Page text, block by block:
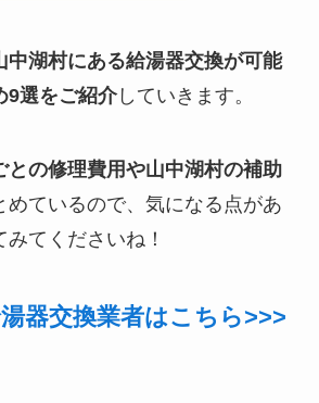
中湖村にある給湯器交換が可能
9選をご紹介していきます。
との修理費用や山中湖村の補助
めているので、気になる点があ
てくださいね！
器交換業者はこちら>>>